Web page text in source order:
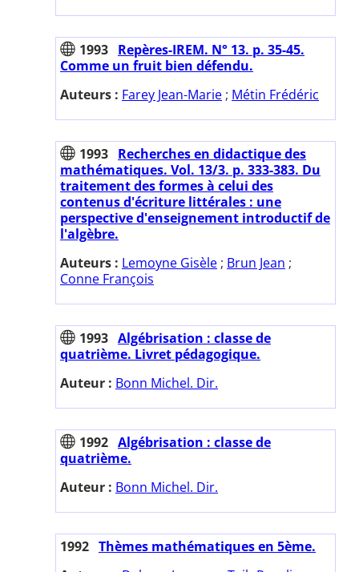
1993 Repères-IREM. N° 13. p. 35-45.
Comme un fruit bien défendu.
Auteurs : Farey Jean-Marie ; Métin Frédéric
1993 Recherches en didactique des
mathématiques. Vol. 13/3. p. 333-383. Du
traitement des formes à celui des
contenus d'écriture littérales : une
perspective d'enseignement introductif de
l'algèbre.
Auteurs : Lemoyne Gisèle ; Brun Jean ;
Conne François
1993 Algébrisation : classe de
quatrième. Livret pédagogique.
Auteur : Bonn Michel. Dir.
1992 Algébrisation : classe de
quatrième.
Auteur : Bonn Michel. Dir.
1992 Thèmes mathématiques en 5ème.